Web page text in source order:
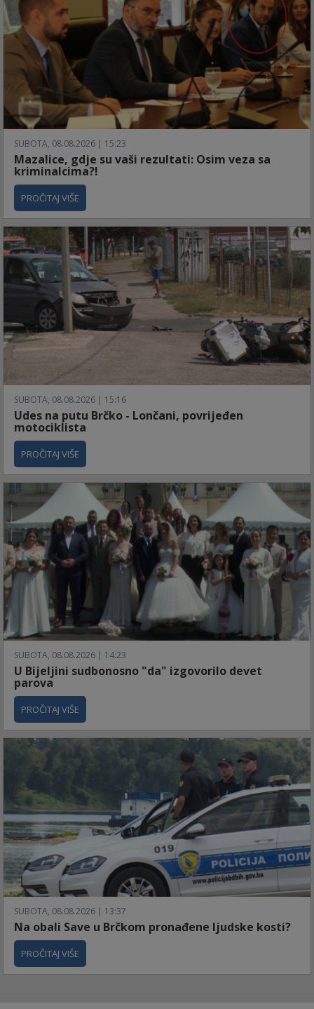
SUBOTA, 08.08.2026 | 15:23
Mazalice, gdje su vaši rezultati: Osim veza sa
kriminalcima?!
PROČITAJ VIŠE
SUBOTA, 08.08.2026 | 15:16
Udes na putu Brčko - Lončani, povrijeđen
motociklista
PROČITAJ VIŠE
SUBOTA, 08.08.2026 | 14:23
U Bijeljini sudbonosno "da" izgovorilo devet
parova
PROČITAJ VIŠE
SUBOTA, 08.08.2026 | 13:37
Na obali Save u Brčkom pronađene ljudske kosti?
PROČITAJ VIŠE